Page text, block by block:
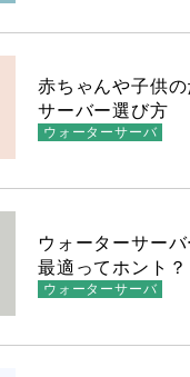
赤ちゃんや子供
サーバー選び方
ウォーターサーバ
ウォーターサー
最適ってホント？
ウォーターサーバ